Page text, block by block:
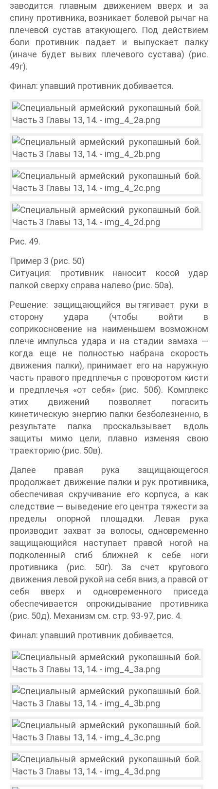
заводится плавным движением вверх и за
спину противника, возникает болевой рычаг на
плечевой сустав атакующего. Под действием
боли противник падает и выпускает палку
(иначе будет вывих плечевого сустава) (рис.
49г).
Финал: упавший противник добивается.
Рис. 49.
Пример 3 (рис. 50)
Ситуация: противник наносит косой удар
палкой сверху справа налево (рис. 50а).
Решение: защищающийся вытягивает руки в
сторону удара (чтобы войти в
соприкосновение на наименьшем возможном
плече импульса удара и на стадии замаха —
когда еще не полностью набрана скорость
движения палки), принимает его на наружную
часть правого предплечья с проворотом кисти
и предплечья «от себя» (рис. 50б). Комплекс
этих движений позволяет погасить
кинетическую энергию палки безболезненно, в
результате палка проскальзывает вдоль
защиты мимо цели, плавно изменяя свою
траекторию (рис. 50в).
Далее правая рука защищающегося
продолжает движение палки и рук противника,
обеспечивая скручивание его корпуса, а как
следствие — выведение его центра тяжести за
пределы опорной площадки. Левая рука
производит захват за волосы, одновременно
защищающийся наступает правой ногой на
подколенный сгиб ближней к себе ноги
противника (рис. 50г). За счет кругового
движения левой рукой на себя вниз, а правой от
себя вверх и одновременного приседа
обеспечивается опрокидывание противника
(рис. 50д). Механизм см. стр. 93-97, рис. 4.
Финал: упавший противник добивается.